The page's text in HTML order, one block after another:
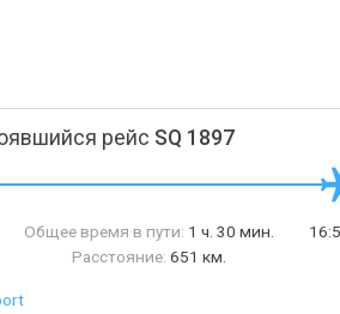
рейс SQ 1897
Общее время в пути: 1 ч. 30 мин.
Расстояние: 651 км.